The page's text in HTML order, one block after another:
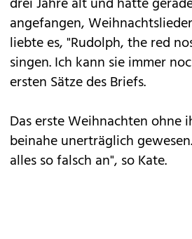
angefangen,
liebte es, "Rudolph, the red
singen. Ich kann sie immer
ersten Sätze des Briefs.
Das erste Weihnachten ohne
beinahe unerträglich
alles so falsch an", so Kate.